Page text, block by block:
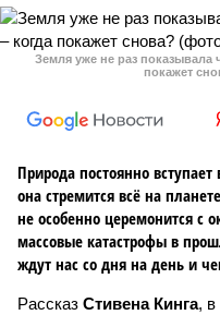
Земля уже не раз показывала
покажет
Природа постоянно
она стремится всё на
не особенно церемонится
массовые катастрофы в
ждут нас со дня на день и
Рассказ Стивена Кинга, в